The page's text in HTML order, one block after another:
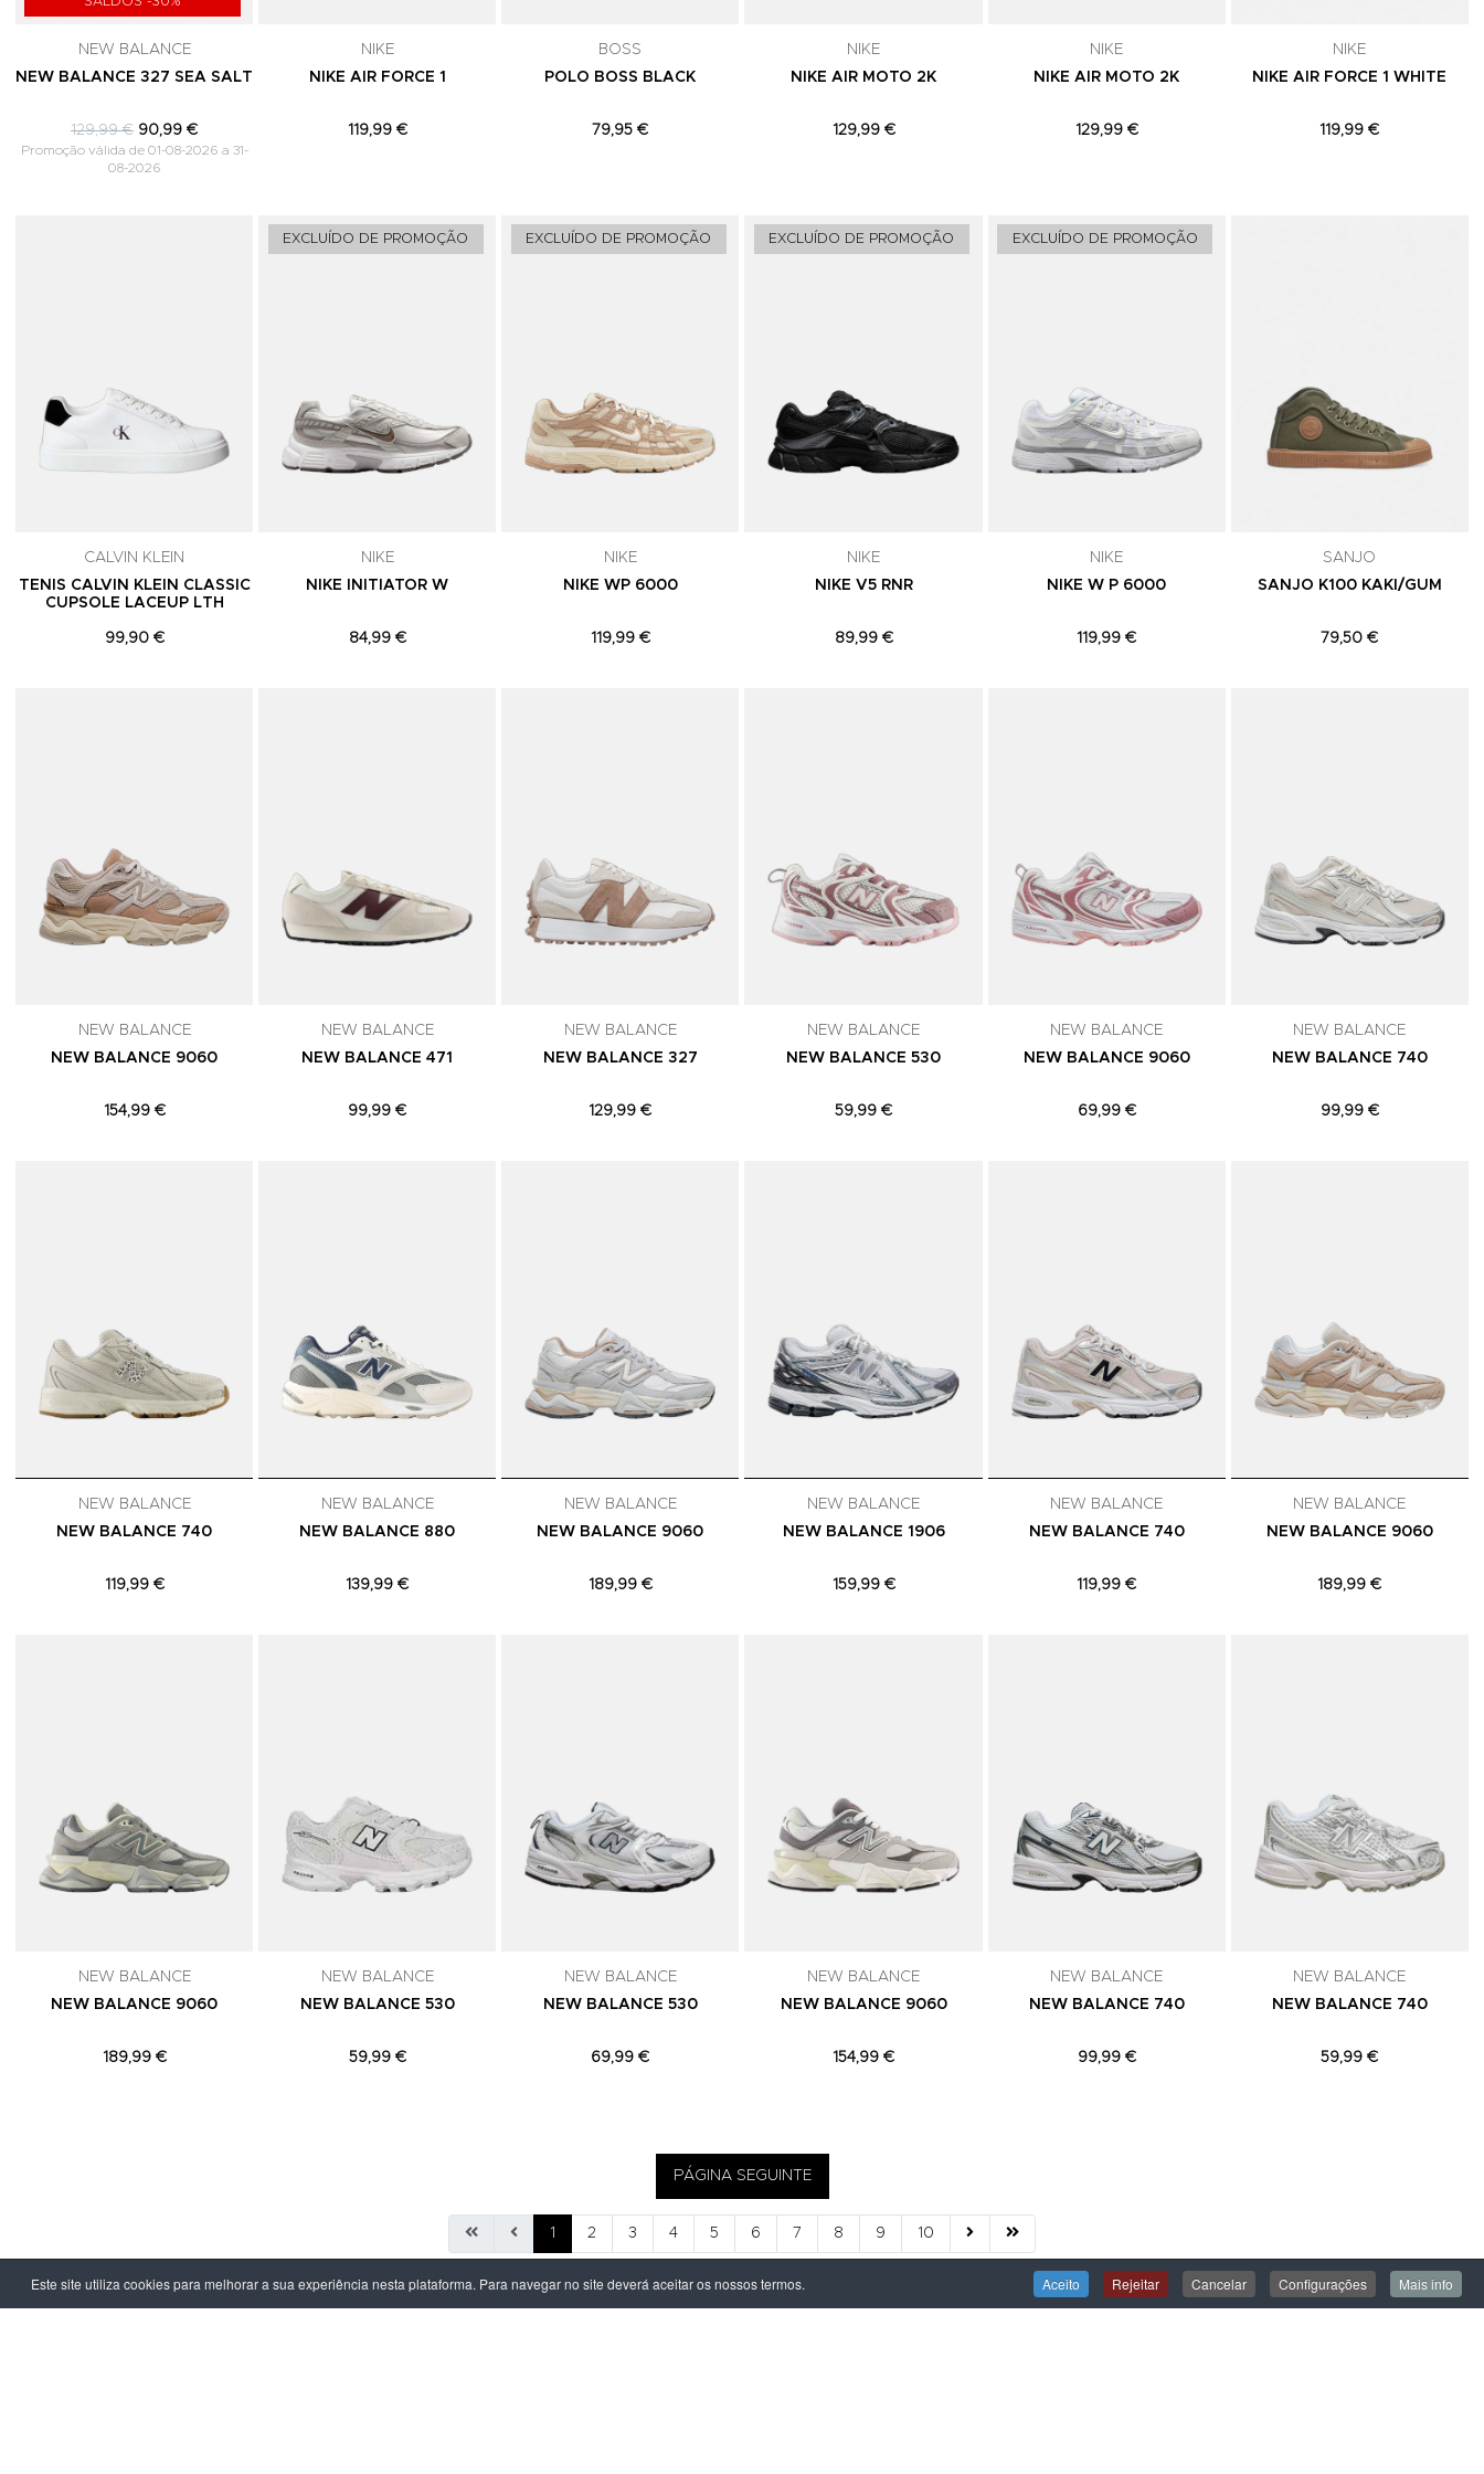
NEW BALANCE
NEW BALANCE 327 SEA SALT
129,99 € 90,99 €
Promoção válida de 01-08-2026 a 31-
08-2026
NIKE
NIKE AIR FORCE 1
119,99 €
BOSS
POLO BOSS BLACK
79,95 €
NIKE
NIKE AIR MOTO 2K
129,99 €
NIKE
NIKE AIR MOTO 2K
129,99 €
NIKE
NIKE AIR FORCE 1 WHITE
119,99 €
Adicionar aos Favoritos
CALVIN KLEIN
TENIS CALVIN KLEIN CLASSIC
CUPSOLE LACEUP LTH
99,90 €
EXCLUÍDO DE PROMOÇÃO Adicionar aos Favoritos
NIKE
NIKE INITIATOR W
84,99 €
EXCLUÍDO DE PROMOÇÃO Adicionar aos Favoritos
NIKE
NIKE WP 6000
119,99 €
EXCLUÍDO DE PROMOÇÃO Adicionar aos Favoritos
NIKE
NIKE V5 RNR
89,99 €
EXCLUÍDO DE PROMOÇÃO
NIKE
NIKE W P 6000
119,99 €
SANJO
SANJO K100 KAKI/GUM
79,50 €
NEW BALANCE
NEW BALANCE 9060
154,99 €
NEW BALANCE
NEW BALANCE 471
99,99 €
NEW BALANCE
NEW BALANCE 327
129,99 €
NEW BALANCE
NEW BALANCE 530
59,99 €
NEW BALANCE
NEW BALANCE 9060
69,99 €
NEW BALANCE
NEW BALANCE 740
99,99 €
NEW BALANCE
NEW BALANCE 740
119,99 €
NEW BALANCE
NEW BALANCE 880
139,99 €
NEW BALANCE
NEW BALANCE 9060
189,99 €
NEW BALANCE
NEW BALANCE 1906
159,99 €
NEW BALANCE
NEW BALANCE 740
119,99 €
NEW BALANCE
NEW BALANCE 9060
189,99 €
NEW BALANCE
NEW BALANCE 9060
189,99 €
NEW BALANCE
NEW BALANCE 530
59,99 €
NEW BALANCE
NEW BALANCE 530
69,99 €
NEW BALANCE
NEW BALANCE 9060
154,99 €
NEW BALANCE
NEW BALANCE 740
99,99 €
NEW BALANCE
NEW BALANCE 740
59,99 €
PÁGINA SEGUINTE
1 2 3 4 5 6 7 8 9 10
Este site utiliza cookies para melhorar a sua experiência nesta plataforma. Para navegar no site deverá aceitar os nossos termos. Aceito Rejeitar Cancelar Configurações Mais info